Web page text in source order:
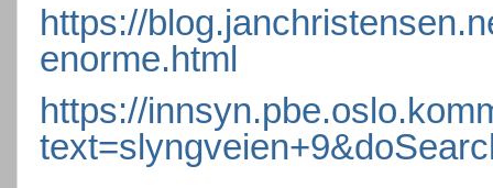
https://
enorme.html
https://